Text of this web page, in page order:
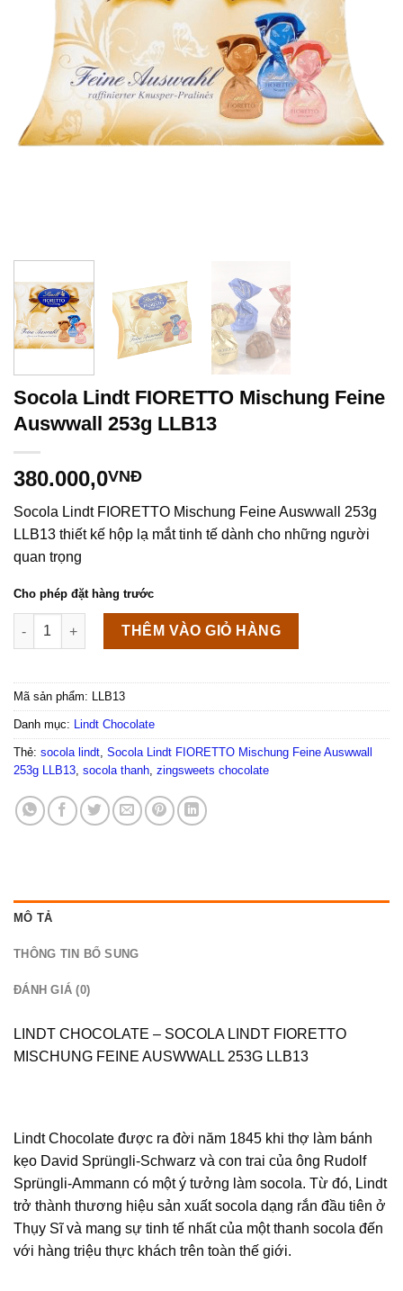
Socola Lindt FIORETTO Mischung Feine
Auswwall 253g LLB13
380.000,0VNĐ
Socola Lindt FIORETTO Mischung Feine Auswwall 253g
LLB13 thiết kế hộp lạ mắt tinh tế dành cho những người
quan trọng
Cho phép đặt hàng trước
Socola Lindt FIORETTO Mischung Feine Auswwall 253g
THÊM VÀO GIỎ HÀNG
Mã sản phẩm: LLB13
Danh mục: Lindt Chocolate
Thẻ: socola lindt Socola Lindt FIORETTO Mischung Feine Auswwall
253g LLB13 socola thanh zingsweets chocolate
MÔ TẢ
THÔNG TIN BỔ SUNG
ĐÁNH GIÁ (0)
LINDT CHOCOLATE – SOCOLA LINDT FIORETTO
MISCHUNG FEINE AUSWWALL 253G LLB13
Lindt Chocolate được ra đời năm 1845 khi thợ làm bánh
kẹo David Sprüngli-Schwarz và con trai của ông Rudolf
Sprüngli-Ammann có một ý tưởng làm socola. Từ đó, Lindt
trở thành thương hiệu sản xuất socola dạng rắn đầu tiên ở
Thụy Sĩ và mang sự tinh tế nhất của một thanh socola đến
với hàng triệu thực khách trên toàn thế giới.